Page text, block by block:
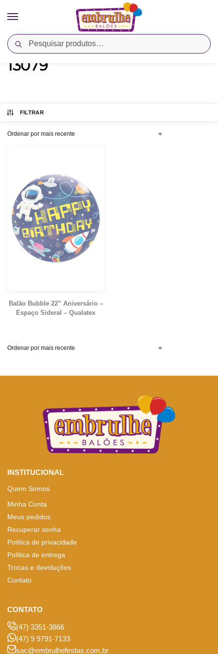
Pesquisar
Início Produtos marcados com a tag “13079”
13079
FILTRAR
Balão Bubble 22” Aniversário –
Espaço Sideral – Qualatex
INSTITUCIONAL
Quem Somos
Minha Conta
Meus pedidos
Recuperar senha
Política de privacidade
Política de entrega
Trocas e devoluções
Contato
CONTATO
(47) 3351-3866
(47) 9 9791-7133
sac@embrulhefestas.com.br